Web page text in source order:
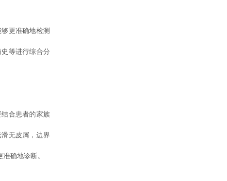
更准确地检测
等进行综合分
合患者的家族
无皮屑，边界
确地诊断。